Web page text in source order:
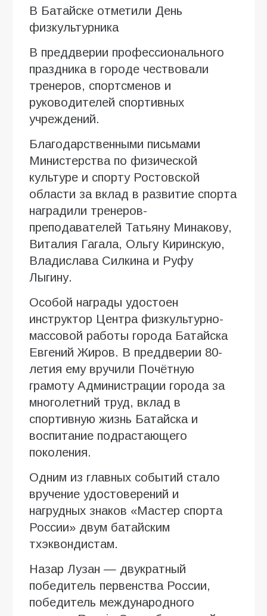
В Батайске отметили День
физкультурника
В преддверии профессионального
праздника в городе чествовали
тренеров, спортсменов и
руководителей спортивных
учреждений.
Благодарственными письмами
Министерства по физической
культуре и спорту Ростовской
области за вклад в развитие спорта
наградили тренеров-
преподавателей Татьяну Минакову,
Виталия Гагала, Ольгу Киринскую,
Владислава Силкина и Руфу
Лыгину.
Особой награды удостоен
инструктор Центра физкультурно-
массовой работы города Батайска
Евгений Жиров. В преддверии 80-
летия ему вручили Почётную
грамоту Администрации города за
многолетний труд, вклад в
спортивную жизнь Батайска и
воспитание подрастающего
поколения.
Одним из главных событий стало
вручение удостоверений и
нагрудных знаков «Мастер спорта
России» двум батайским
тхэквондистам.
Назар Лузан — двукратный
победитель первенства России,
победитель международного